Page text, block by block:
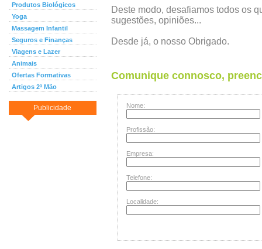
Produtos Biológicos
Yoga
Massagem Infantil
Seguros e Finanças
Viagens e Lazer
Animais
Ofertas Formativas
Artigos 2ª Mão
Publicidade
Deste modo, desafiamos todos os
sugestões, opiniões...
Desde já, o nosso Obrigado.
Comunique connosco,
Nome:
Profissão:
Empresa:
Telefone:
Localidade: